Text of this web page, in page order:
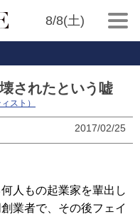
8/8(土)
されたという嘘
スト）
2017/02/25
人もの起業家を輩出し
業者で、その後フェイ